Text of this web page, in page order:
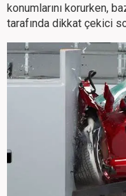
konumlarını korurken,
tarafında dikkat çekici